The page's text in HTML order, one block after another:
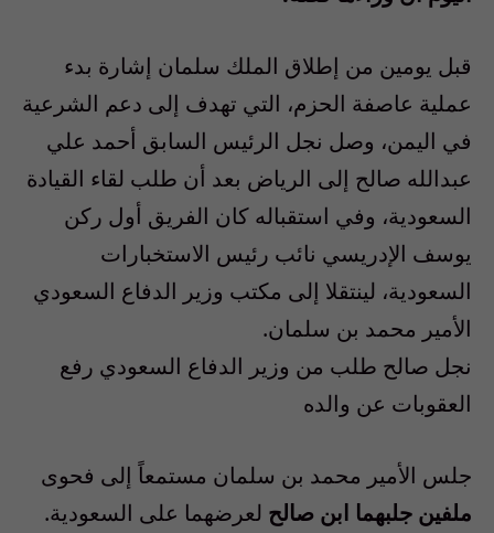
قبل يومين من إطلاق الملك سلمان إشارة بدء
عملية عاصفة الحزم، التي تهدف إلى دعم الشرعية
في اليمن، وصل نجل الرئيس السابق أحمد علي
عبدالله صالح إلى الرياض بعد أن طلب لقاء القيادة
السعودية، وفي استقباله كان الفريق أول ركن
يوسف الإدريسي نائب رئيس الاستخبارات
السعودية، لينتقلا إلى مكتب وزير الدفاع السعودي
الأمير محمد بن سلمان.
نجل صالح طلب من وزير الدفاع السعودي رفع
العقوبات عن والده
جلس الأمير محمد بن سلمان مستمعاً إلى فحوى
ملفين جلبهما ابن صالح لعرضهما على السعودية.